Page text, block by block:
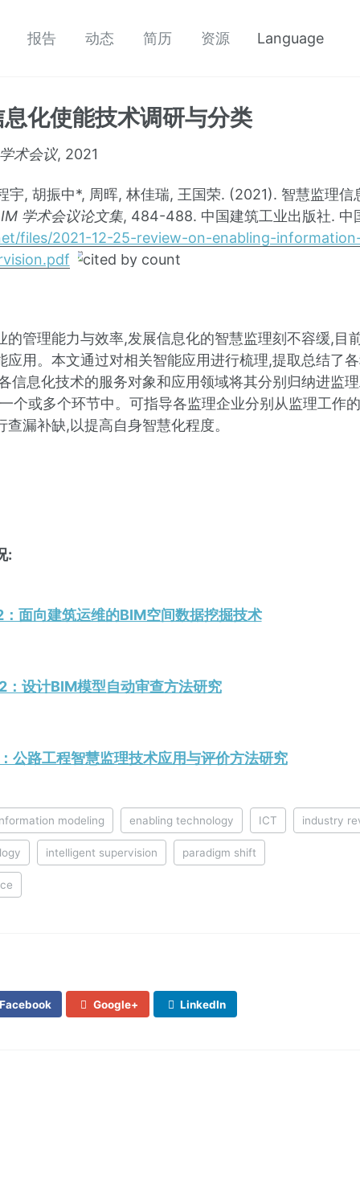
报告 动态 简历 资源 Language
化使能技术调研与分类
术会议, 2021
宇, 胡振中*, 周晖, 林佳瑞, 王国荣. (2021). 智慧监理信
学术会议论文集, 484-488. 中国建筑工业出版社. 中
files/2021-12-25-review-on-enabling-
的管理能力与效率,发展信息化的智慧监理刻不容缓,目
应用。本文通过对相关智能应用进行梳理,提取总结了
信息化技术的服务对象和应用领域将其分别归纳进监
个或多个环节中。可指导各监理企业分别从监理工作
漏补缺,以提高自身智慧化程度。
:
面向建筑运维的BIM空间数据挖掘技术
设计BIM模型自动审查方法研究
公路工程智慧监理技术应用与评价方法研究
modeling enabling technology ICT industry
intelligent supervision paradigm shift
Google+ LinkedIn